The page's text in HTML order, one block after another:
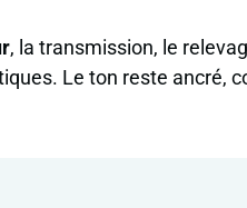
, la transmission, le
Le ton reste ancré,